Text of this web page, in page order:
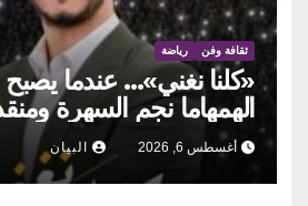
ثقافة وفن رياضة
«كلنا نغني»… عندما
الهمهاما نجم السهرة
أغسطس 6, 2026 البيان